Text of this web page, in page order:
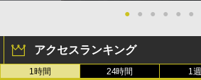
● ● ● ● ● ●
アクセスランキング
1時間 24時間 1